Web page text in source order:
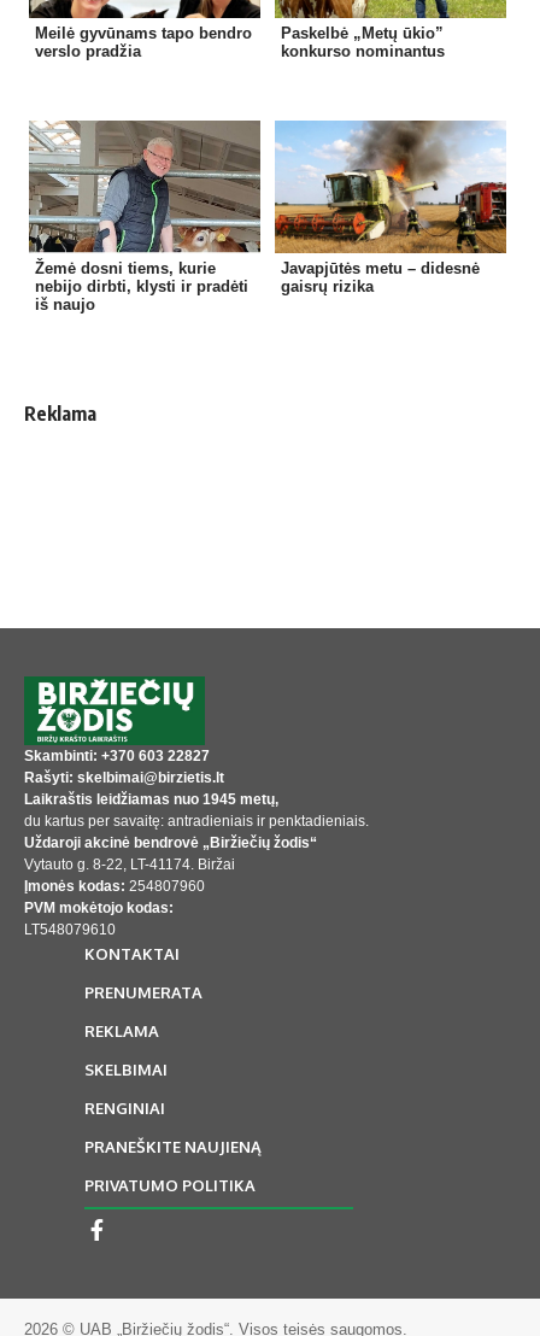
Meilė gyvūnams tapo bendro
verslo pradžia
Paskelbė „Metų ūkio”
konkurso nominantus
Žemė dosni tiems, kurie
nebijo dirbti, klysti ir pradėti
iš naujo
Javapjūtės metu – didesnė
gaisrų rizika
Reklama
Skambinti: +370 603 22827
Rašyti: skelbimai@birzietis.lt
Laikraštis leidžiamas nuo 1945 metų,
du kartus per savaitę: antradieniais ir penktadieniais.
Uždaroji akcinė bendrovė „Biržiečių žodis“
Vytauto g. 8-22, LT-41174. Biržai
Įmonės kodas: 254807960
PVM mokėtojo kodas:
LT548079610
KONTAKTAI
PRENUMERATA
REKLAMA
SKELBIMAI
RENGINIAI
PRANEŠKITE NAUJIENĄ
PRIVATUMO POLITIKA
2026 © UAB „Biržiečių žodis“. Visos teisės saugomos.